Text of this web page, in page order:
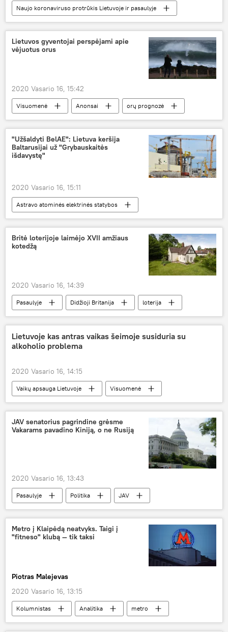
Naujo koronaviruso protrūkis Lietuvoje ir pasaulyje
Nuotraukos
Multimedia
Kinija
koronavirusas
Lietuvos gyventojai perspėjami apie
vėjuotus orus
2020 Vasario 16, 15:42
Visuomenė Anonsai
orų prognozė
Lietuva
vėjas
"Užšaldyti BelAE": Lietuva keršija
Baltarusijai už "Grybauskaitės
išdavystę"
2020 Vasario 16, 15:11
Astravo atominės elektrinės statybos
Ekonomika
Astravo AE
Baltarusija
Lietuva
elektros energija
Britė loterijoje laimėjo XVII amžiaus
kotedžą
2020 Vasario 16, 14:39
Pasaulyje Didžioji Britanija loterija
Lietuvoje kas antras vaikas šeimoje susiduria su
alkoholio problema
2020 Vasario 16, 14:15
Vaikų apsauga Lietuvoje
Visuomenė
alkoholis
Lietuva
Seimas
vaikai
JAV senatorius pagrindine grėsme
Vakarams pavadino Kiniją, o ne Rusiją
2020 Vasario 16, 13:43
Pasaulyje Politika
JAV
Rusija
Kinija grėsmė
Metro į Klaipėdą neatvyks. Taigi į
"fitneso" klubą — tik taksi
Piotras Malejevas
2020 Vasario 16, 13:15
Kolumnistas Analitika
metro
Lietuva
Klaipėda